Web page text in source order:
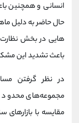
انسانی و همچنین
حال حاضر به دلیل
هایی در بخش
باعث تشدید این
مجموعه‌های محدود
مقایسه با